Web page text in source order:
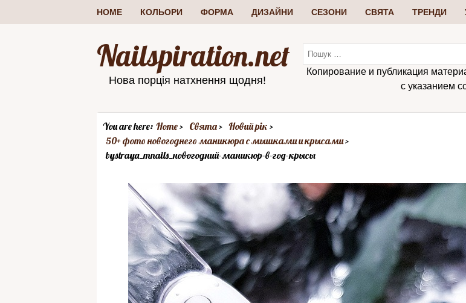
HOME КОЛЬОРИ ФОРМА ДИЗАЙНИ СЕЗОНИ СВЯТА ТРЕНДИ
Nailspiration.net
Нова порція натхнення щодня!
Копирование и публикация
с указанием
You are here: Home Свята
Новий рік
50+ фото новогоднего маникюра с мышками и крысами
bystraya_mnails_новогодний-маникюр-в-год-крысы